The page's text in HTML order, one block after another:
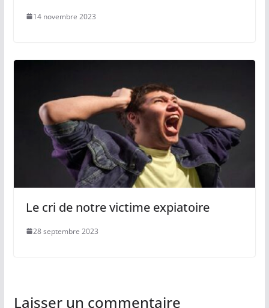
14 novembre 2023
Le cri de notre victime expiatoire
28 septembre 2023
Laisser un commentaire